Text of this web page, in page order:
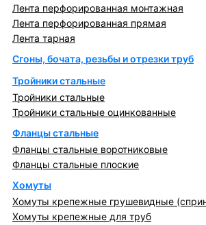
Лента перфорированная монтажная
Лента перфорированная прямая
Лента тарная
Сгоны, бочата, резьбы и отрезки труб
Тройники стальные
Тройники стальные
Тройники стальные оцинкованные
Фланцы стальные
Фланцы стальные воротниковые
Фланцы стальные плоские
Хомуты
Хомуты крепежные грушевидные
Хомуты крепежные для труб